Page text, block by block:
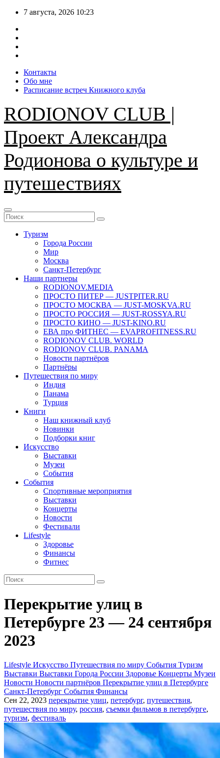
Перейти
содержимому
7 августа, 2026 10:23
Контакты
Обо мне
Расписание встреч Книжного клуба
RODIONOV CLUB |
Проект Александра
Родионова о культуре и
путешествиях
Туризм
Города России
Мир
Москва
Санкт-Петербург
Наши партнеры
RODIONOV.MEDIA
ПРОСТО ПИТЕР — JUSTPITER.RU
ПРОСТО МОСКВА — JUST-MOSKVA.RU
ПРОСТО РОССИЯ — JUST-ROSSYA.RU
ПРОСТО КИНО — JUST-KINO.RU
ЕВА про ФИТНЕС — EVAPROFITNESS.RU
RODIONOV CLUB. WORLD
RODIONOV CLUB. PANAMA
Новости партнёров
Партнёры
Путешествия по миру
Индия
Панама
Турция
Книги
Наш книжный клуб
Новинки
Подборки книг
Искусство
Выставки
Музеи
События
События
Спортивные мероприятия
Выставки
Концерты
Новости
Фестивали
Lifestyle
Здоровье
Финансы
Фитнес
Перекрытие улиц в
Петербурге 23 — 24 сентября
2023
Lifestyle Искусство Путешествия по миру События Туризм
Выставки Выставки Города России Здоровье Концерты Музеи
Новости Новости партнёров Перекрытие улиц в Петербурге
Санкт-Петербург События Финансы
Сен 22, 2023 перекрытие улиц, петербург, путешествия,
путешествия по миру, россия, съемки фильмов в петербурге,
туризм, фестиваль